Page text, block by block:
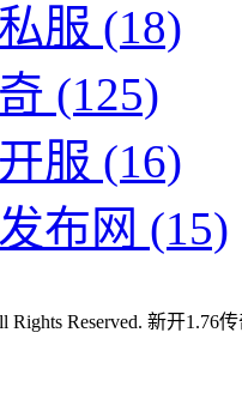
服 (18)
(125)
服 (16)
布网 (15)
Rights Reserved. 新开1.76